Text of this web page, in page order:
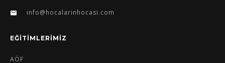
info@hocalarinhocasi.com
EĞİTİMLERİMİZ
AÖF